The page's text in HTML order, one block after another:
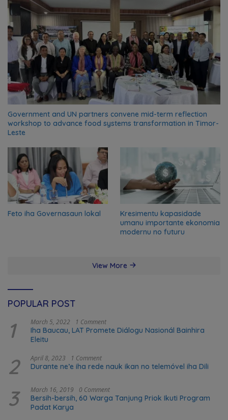
Government and UN partners convene mid-term reflection
workshop to advance food systems transformation in Timor-
Leste
Feto iha Governasaun lokal
Kresimentu kapasidade
umanu importante ekonomia
modernu no futuru
View More
POPULAR POST
1 March 5, 2022 1 Comment
Iha Baucau, LAT Promete Diálogu Nasionál Bainhira
Eleitu
2 April 8, 2023 1 Comment
Durante ne’e iha rede nauk ikan no telemóvel iha Dili
3 March 16, 2019 0 Comment
Bersih-bersih, 60 Warga Tanjung Priok Ikuti Program
Padat Karya